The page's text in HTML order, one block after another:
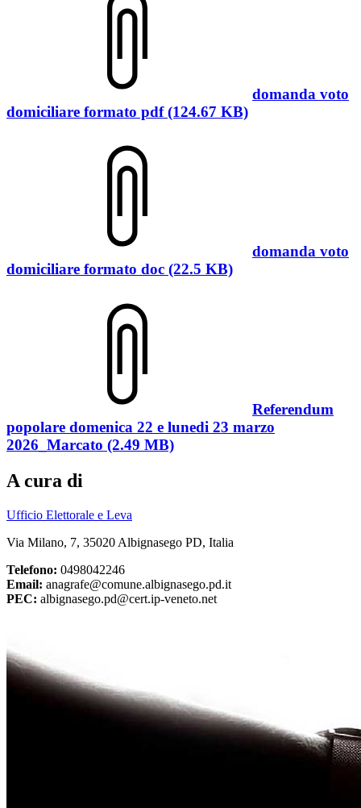
domanda voto
domiciliare formato pdf (124.67 KB)
domanda voto
domiciliare formato doc (22.5 KB)
Referendum
popolare domenica 22 e lunedi 23 marzo
2026_Marcato (2.49 MB)
A cura di
Ufficio Elettorale e Leva
Via Milano, 7, 35020 Albignasego PD, Italia
Telefono: 0498042246
Email: anagrafe@comune.albignasego.pd.it
PEC: albignasego.pd@cert.ip-veneto.net